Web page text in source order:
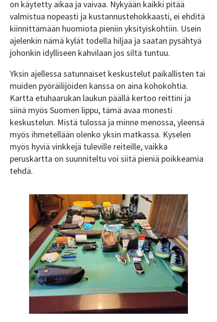
on käytetty aikaa ja vaivaa. Nykyään kaikki pitää
valmistua nopeasti ja kustannustehokkaasti, ei ehditä
kiinnittämään huomiota pieniin yksityiskohtiin. Usein
ajelenkin nämä kylät todella hiljaa ja saatan pysähtyä
johonkin idylliseen kahvilaan jos siltä tuntuu.
Yksin ajellessa satunnaiset keskustelut paikallisten tai
muiden pyöräilijöiden kanssa on aina kohokohtia.
Kartta etuhaarukan laukun päällä kertoo reittini ja
siinä myös Suomen lippu, tämä avaa monesti
keskustelun. Mistä tulossa ja minne menossa, yleensä
myös ihmetellään olenko yksin matkassa. Kyselen
myös hyviä vinkkejä tuleville reiteille, vaikka
peruskartta on suunniteltu voi siitä pieniä poikkeamia
tehdä.